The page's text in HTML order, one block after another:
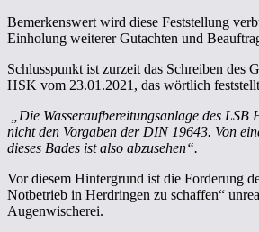
Bemerkenswert wird diese Feststellung
Einholung weiterer Gutachten und
Schlusspunkt ist zurzeit das Schreiben des
HSK vom 23.01.2021, das wörtlich
„Die Wasseraufbereitungsanlage des
nicht den Vorgaben der DIN 19643. Von
dieses Bades ist also abzusehen“.
Vor diesem Hintergrund ist die Forderung
Notbetrieb in Herdringen zu schaffen“
Augenwischerei.